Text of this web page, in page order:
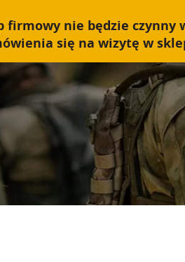
firmowy nie będzie
się na wizytę w